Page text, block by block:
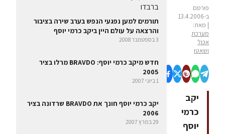
פורסם
ב-13.4.2006
| מאת:
מערכת
אכול
ושאטו
יקב
כרמי
יוסף
תורמים למען נפגעי הנפש בערב שירה בציבור
והרצאה על עולם היין ביקב כרמי יוסף
3 בספטמבר 2008
חדש מיקב כרמי יוסף: BRAVDO מרלו בציר
2005
1 ביוני 2007
יקב כרמי יוסף חונך את BRAVDO שרדונה בציר
2006
29 במרץ 2007